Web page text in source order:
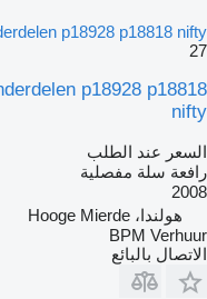
p18928 p18818 nifty
27
p18928 p18818
nifty
السعر عند الطلب
رافعة سلة مفصلية
2008
هولندا، Hooge Mierde
BPM Verhuur
الاتصال بالبائع